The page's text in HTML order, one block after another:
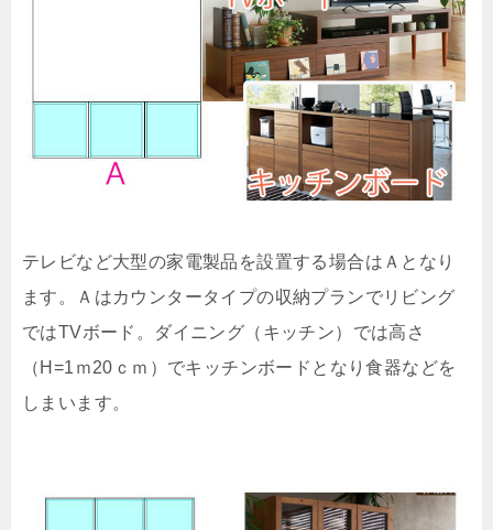
テレビなど大型の家電製品を設置する場合はＡとなり
ます。Ａはカウンタータイプの収納プランでリビング
ではTVボード。ダイニング（キッチン）では高さ
（H=1ｍ20ｃｍ）でキッチンボードとなり食器などを
しまいます。